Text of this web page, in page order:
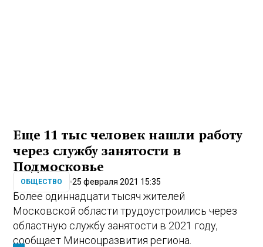
Еще 11 тыс человек нашли работу
через службу занятости в
Подмосковье
ОБЩЕСТВО 25 февраля 2021 15:35
Более одиннадцати тысяч жителей
Московской области трудоустроились через
областную службу занятости в 2021 году,
сообщает Минсоцразвития региона.